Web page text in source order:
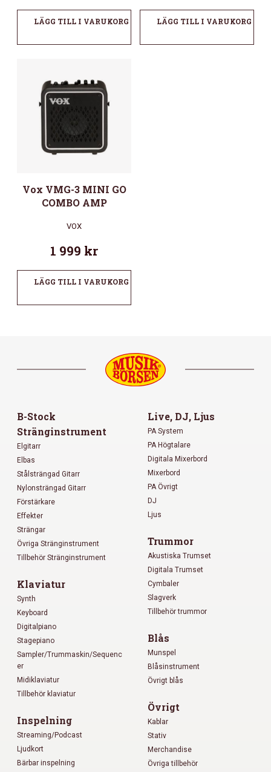
LÄGG TILL I VARUKORG LÄGG TILL I VARUKORG
Vox VMG-3 MINI GO
COMBO AMP
VOX
1 999 kr
LÄGG TILL I VARUKORG
B-Stock
Stränginstrument
Elgitarr
Elbas
Stålsträngad Gitarr
Nylonsträngad Gitarr
Förstärkare
Effekter
Strängar
Övriga Stränginstrument
Tillbehör Stränginstrument
Klaviatur
Synth
Keyboard
Digitalpiano
Stagepiano
Sampler/Trummaskin/Sequenc
er
Midiklaviatur
Tillbehör klaviatur
Inspelning
Streaming/Podcast
Ljudkort
Bärbar inspelning
Live, DJ, Ljus
PA System
PA Högtalare
Digitala Mixerbord
Mixerbord
PA Övrigt
DJ
Ljus
Trummor
Akustiska Trumset
Digitala Trumset
Cymbaler
Slagverk
Tillbehör trummor
Blås
Munspel
Blåsinstrument
Övrigt blås
Övrigt
Kablar
Stativ
Merchandise
Övriga tillbehör